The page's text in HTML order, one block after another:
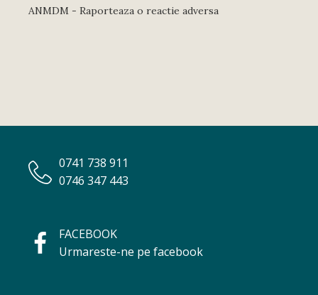
ANMDM - Raporteaza o reactie adversa
0741 738 911
0746 347 443
FACEBOOK
Urmareste-ne pe facebook